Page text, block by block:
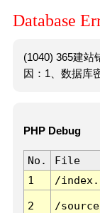
Database
(1040) 365建站
因：1、数据库
PHP Debug
No. File
1
/
2 /